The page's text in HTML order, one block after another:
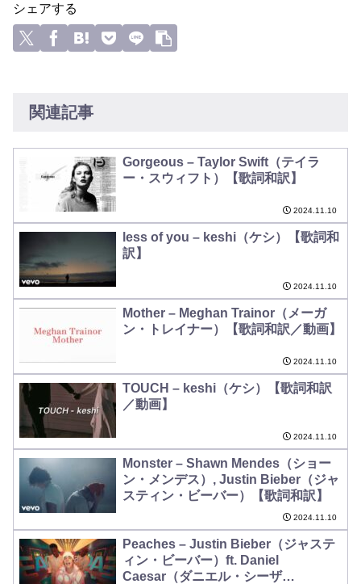
シェアする
関連記事
Gorgeous – Taylor Swift（テイラ
ー・スウィフト）【歌詞和訳】
2024.11.10
less of you – keshi（ケシ）【歌詞和
訳】
2024.11.10
Mother – Meghan Trainor（メーガ
ン・トレイナー）【歌詞和訳／動画】
2024.11.10
TOUCH – keshi（ケシ）【歌詞和訳
／動画】
2024.11.10
Monster – Shawn Mendes（ショー
ン・メンデス）, Justin Bieber（ジャ
スティン・ビーバー）【歌詞和訳】
2024.11.10
Peaches – Justin Bieber（ジャステ
ィン・ビーバー）ft. Daniel
Caesar（ダニエル・シーザ